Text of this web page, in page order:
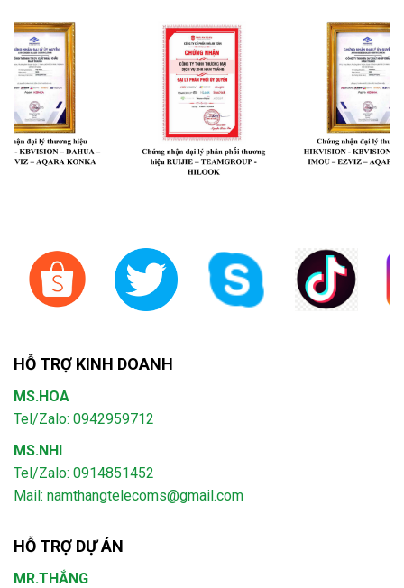
HỖ TRỢ KINH DOANH
MS.HOA
Tel/Zalo: 0942959712
MS.NHI
Tel/Zalo: 0914851452
Mail: namthangtelecoms@gmail.com
HỖ TRỢ DỰ ÁN
MR.THẮNG